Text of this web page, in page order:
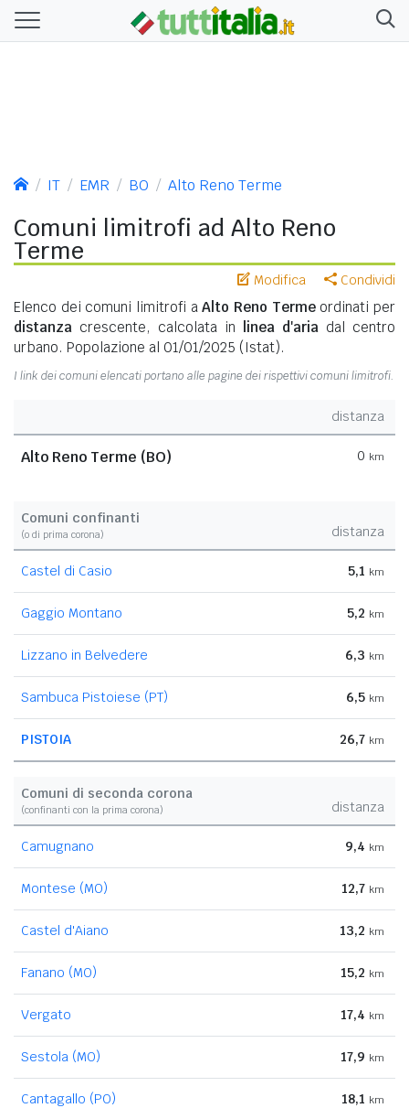
IT EMR BO Alto Reno Terme
Comuni limitrofi ad Alto Reno
Terme
Modifica Condividi
Elenco dei comuni limitrofi aAlto Reno Termeordinati per
distanza crescente, calcolata in linea d'aria dal centro
urbano. Popolazione al 01/01/2025 (Istat).
I link dei comuni elencati portano alle pagine dei rispettivi comuni limitrofi.
distanza
Alto Reno Terme (BO) 0 km
Comuni confinanti
(o di prima corona) distanza
Castel di Casio 5,1 km
Gaggio Montano 5,2 km
Lizzano in Belvedere 6,3 km
Sambuca Pistoiese (PT) 6,5 km
PISTOIA 26,7 km
Comuni di seconda corona
(confinanti con la prima corona) distanza
Camugnano 9,4 km
Montese (MO) 12,7 km
Castel d'Aiano 13,2 km
Fanano (MO) 15,2 km
Vergato 17,4 km
Sestola (MO) 17,9 km
Cantagallo (PO) 18,1 km